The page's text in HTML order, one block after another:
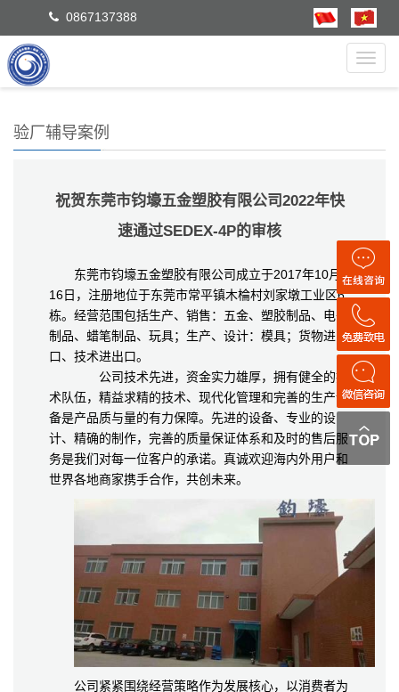
0867137388
验厂辅导案例
祝贺东莞市钧壕五金塑胶有限公司2022年快
速通过SEDEX-4P的审核
东莞市钧壕五金塑胶有限公司成立于2017年10月
16日，注册地位于东莞市常平镇木棆村刘家墩工业区6
栋。经营范围包括生产、销售：五金、塑胶制品、电子
制品、蜡笔制品、玩具；生产、设计：模具；货物进出
口、技术进出口。
公司技术先进，资金实力雄厚，拥有健全的技
术队伍，精益求精的技术、现代化管理和完善的生产设
备是产品质与量的有力保障。先进的设备、专业的设
计、精确的制作，完善的质量保证体系和及时的售后服
务是我们对每一位客户的承诺。真诚欢迎海内外用户和
世界各地商家携手合作，共创未来。
公司紧紧围绕经营策略作为发展核心，以消费者为